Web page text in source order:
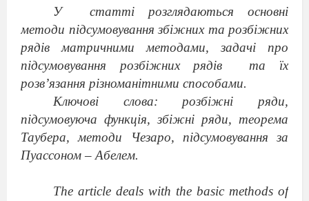
У статті розглядаютьсяосновні
методи підсумовування збіжних та розбіжних
рядів матричними методами, задачі
про
підсумовування
розбіжних рядів
та їх
розв’язання різноманітними способами.
Ключові слова: розбіжні ряди,
підсумовуюча функція, збіжні ряди, теорема
Таубера, методи Чезаро, підсумовування за
Пуассоном – Абелем.
The article deals with the basic methods of